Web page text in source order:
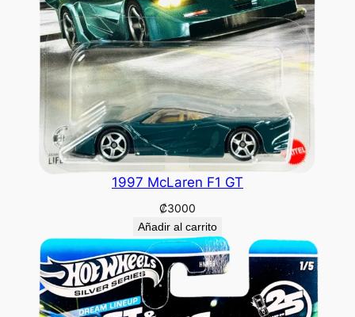
1997 McLaren F1 GT
₡3000
Añadir al carrito